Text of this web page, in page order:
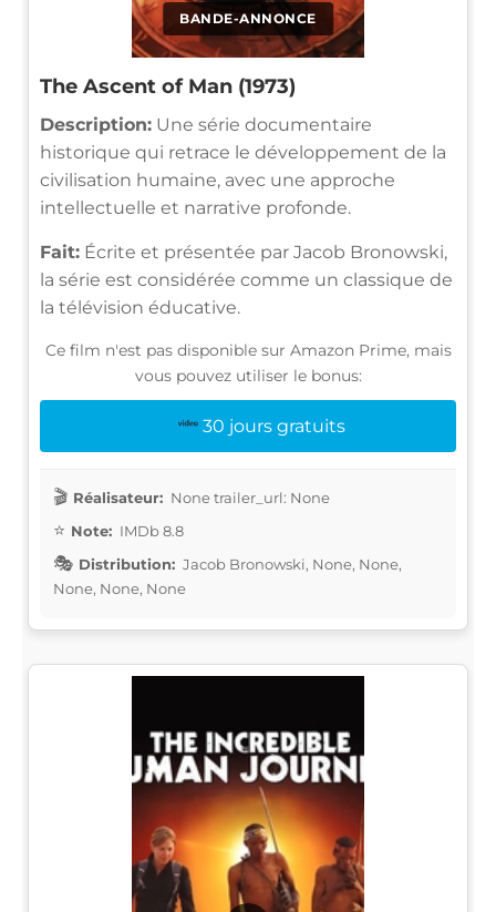
BANDE-ANNONCE
The Ascent of Man (1973)
Description: Une série documentaire
historique qui retrace le développement de la
civilisation humaine, avec une approche
intellectuelle et narrative profonde.
Fait: Écrite et présentée par Jacob Bronowski,
la série est considérée comme un classique de
la télévision éducative.
Ce film n'est pas disponible sur Amazon Prime, mais
vous pouvez utiliser le bonus:
30 jours gratuits
Réalisateur: None trailer_url: None
Note: IMDb 8.8
Distribution: Jacob Bronowski, None, None,
None, None, None